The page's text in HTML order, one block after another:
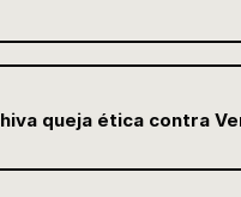
queja ética contra